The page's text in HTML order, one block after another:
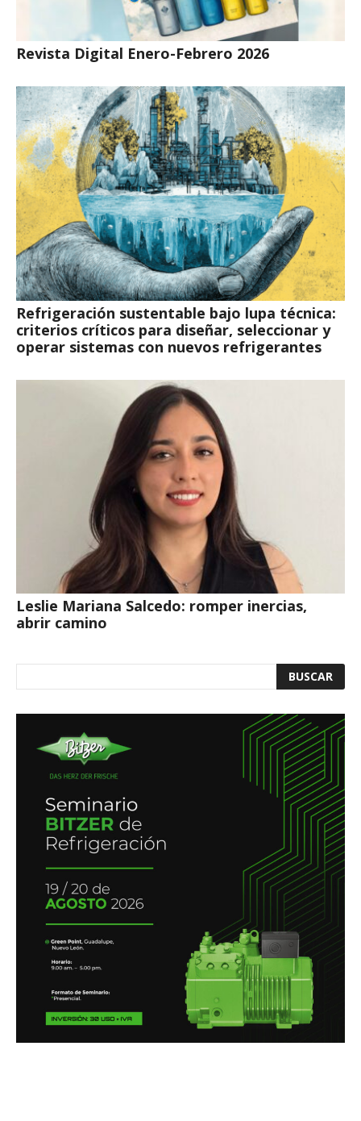
Revista Digital Enero-Febrero 2026
Refrigeración sustentable bajo lupa técnica:
criterios críticos para diseñar, seleccionar y
operar sistemas con nuevos refrigerantes
Leslie Mariana Salcedo: romper inercias,
abrir camino